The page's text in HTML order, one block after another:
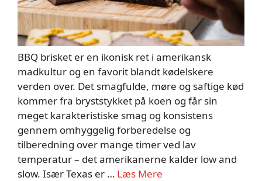
BBQ brisket er en ikonisk ret i amerikansk
madkultur og en favorit blandt kødelskere
verden over. Det smagfulde, møre og saftige kød
kommer fra bryststykket på koen og får sin
meget karakteristiske smag og konsistens
gennem omhyggelig forberedelse og
tilberedning over mange timer ved lav
temperatur – det amerikanerne kalder low and
slow. Især Texas er … Læs Mere